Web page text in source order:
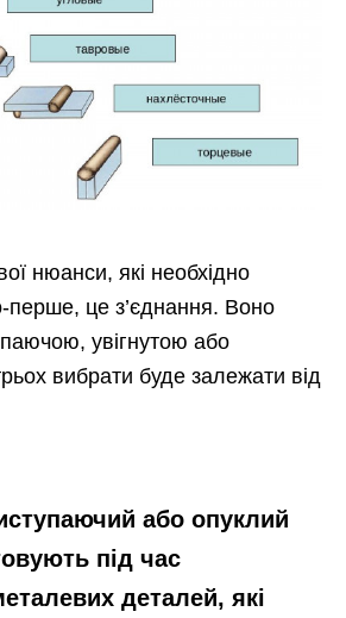
нюанси, які необхідно
перше, це з’єднання. Воно
увігнутою або
вибрати буде залежати від
або опуклий
під час
деталей, які